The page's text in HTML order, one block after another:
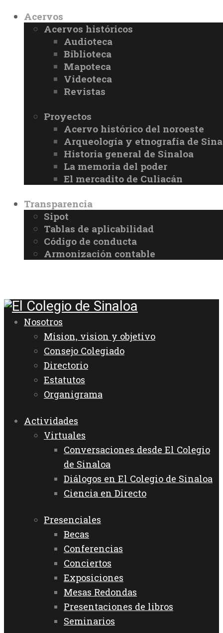
Acervos
Acervos históricos
Audioteca
Biblioteca
Mapoteca
Videoteca
Revistas
Proyectos
Acervo histórico del noroeste
Arqueología y etnografía de
Historia general de Sinaloa
La memoria del poder
El mercadito de Culiacán
Transparencia
Sipot
Tablas de aplicabilidad
Código de conducta
Armonización contable
Nosotros
Mision, vision y objetivo
Consejo Colegiado
Directorio
Estatutos
Organigrama
Actividades
Virtuales
Conversaciones desde El Colegio
de Sinaloa
Diálogos en El Colegio de Sinaloa
Ciencia en Directo
Presenciales
Becas
Conferencias
Conciertos
Exposiciones
Mesas Redondas
Presentaciones de libros
Seminarios